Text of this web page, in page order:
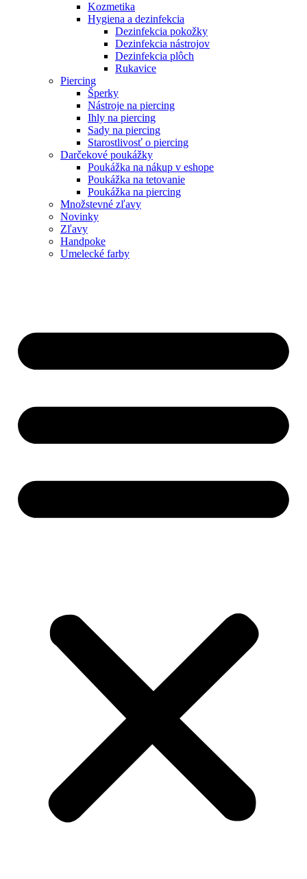
Kozmetika
Hygiena a dezinfekcia
Dezinfekcia pokožky
Dezinfekcia nástrojov
Dezinfekcia plôch
Rukavice
Piercing
Šperky
Nástroje na piercing
Ihly na piercing
Sady na piercing
Starostlivosť o piercing
Darčekové poukážky
Poukážka na nákup v eshope
Poukážka na tetovanie
Poukážka na piercing
Množstevné zľavy
Novinky
Zľavy
Handpoke
Umelecké farby